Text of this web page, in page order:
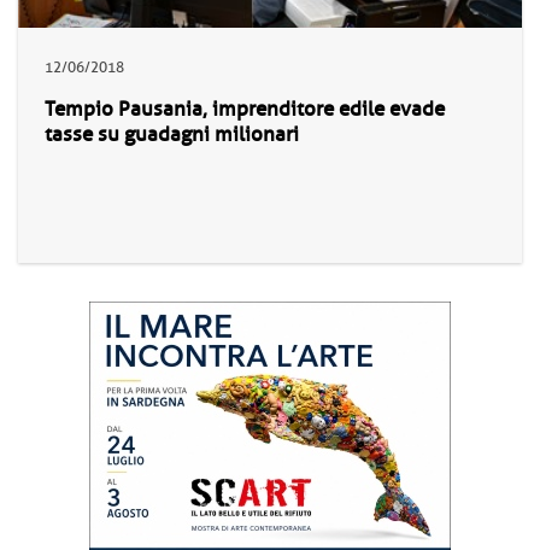
12/06/2018
Tempio Pausania, imprenditore edile evade
tasse su guadagni milionari